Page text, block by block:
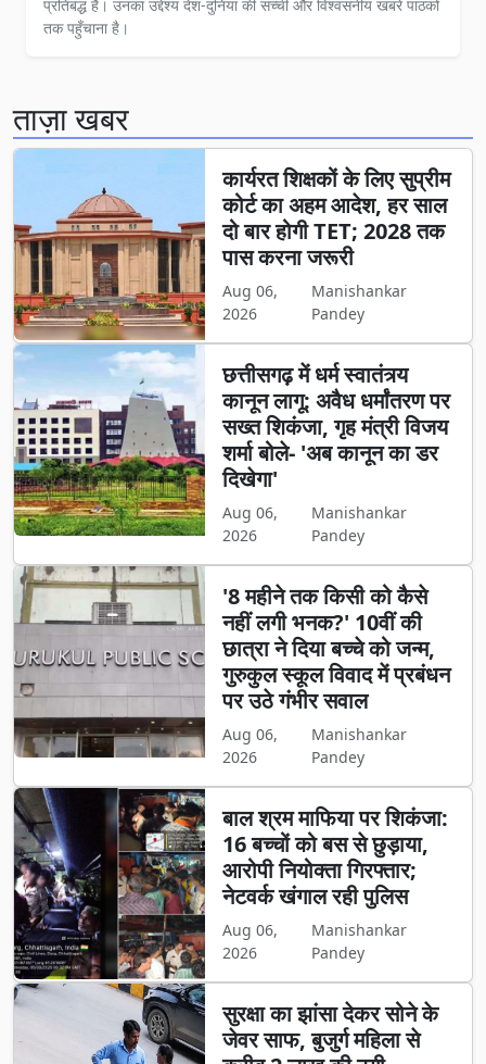
प्रतिबद्ध हैं। उनका उद्देश्य देश-दुनिया की सच्ची और विश्वसनीय खबरें पाठकों
तक पहुँचाना है।
ताज़ा खबर
कार्यरत शिक्षकों के लिए सुप्रीम
कोर्ट का अहम आदेश, हर साल
दो बार होगी TET; 2028 तक
पास करना जरूरी
Aug 06,
2026
Manishankar
Pandey
छत्तीसगढ़ में धर्म स्वातंत्र्य
कानून लागू: अवैध धर्मांतरण पर
सख्त शिकंजा, गृह मंत्री विजय
शर्मा बोले- 'अब कानून का डर
दिखेगा'
Aug 06,
2026
Manishankar
Pandey
'8 महीने तक किसी को कैसे
नहीं लगी भनक?' 10वीं की
छात्रा ने दिया बच्चे को जन्म,
गुरुकुल स्कूल विवाद में प्रबंधन
पर उठे गंभीर सवाल
Aug 06,
2026
Manishankar
Pandey
बाल श्रम माफिया पर शिकंजा:
16 बच्चों को बस से छुड़ाया,
आरोपी नियोक्ता गिरफ्तार;
नेटवर्क खंगाल रही पुलिस
Aug 06,
2026
Manishankar
Pandey
सुरक्षा का झांसा देकर सोने के
जेवर साफ, बुजुर्ग महिला से